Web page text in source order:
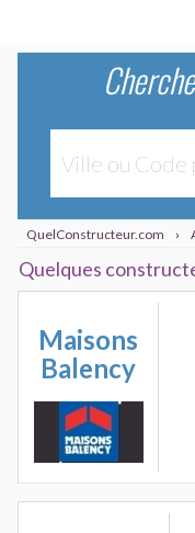
QuelConstructeur.com ›
Quelques
Maisons
Balency